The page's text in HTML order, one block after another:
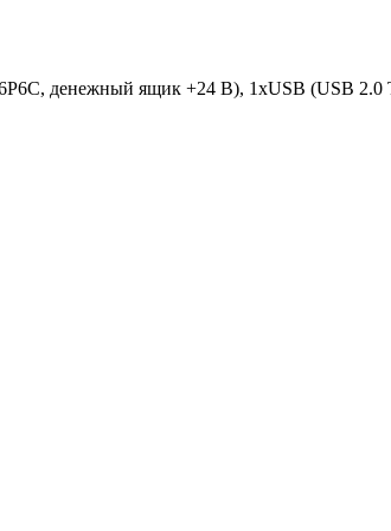
денежный ящик +24 В), 1xUSB (USB 2.0